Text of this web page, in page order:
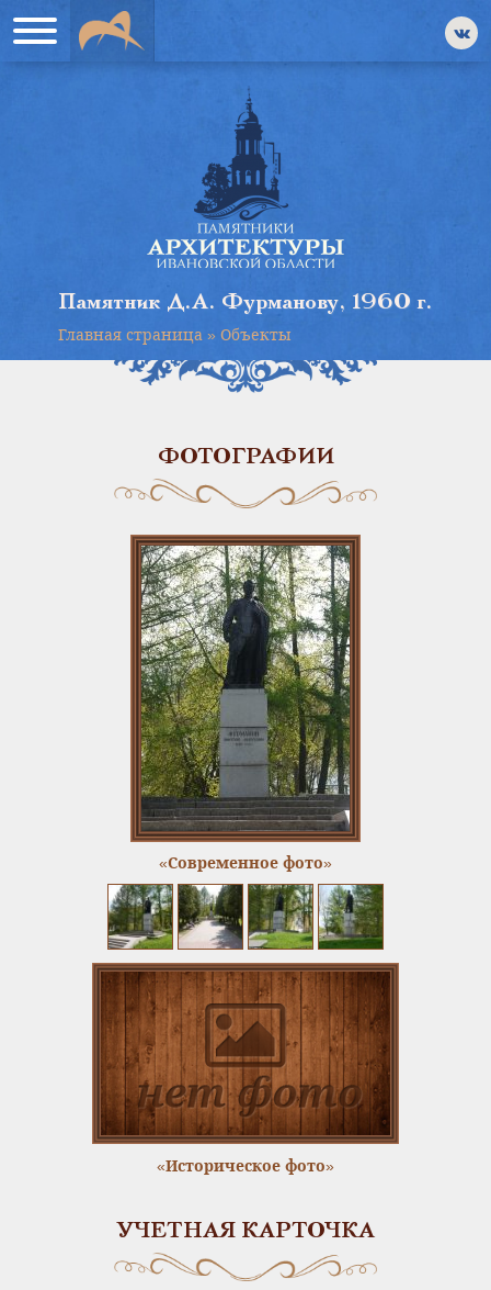
Памятник Д.А. Фурманову, 1960 г.
Главная страница » Объекты
ФОТОГРАФИИ
«Современное фото»
«Историческое фото»
УЧЕТНАЯ КАРТОЧКА